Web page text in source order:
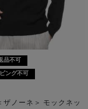
品不可
ング不可
ザノーネ＞ モックネッ